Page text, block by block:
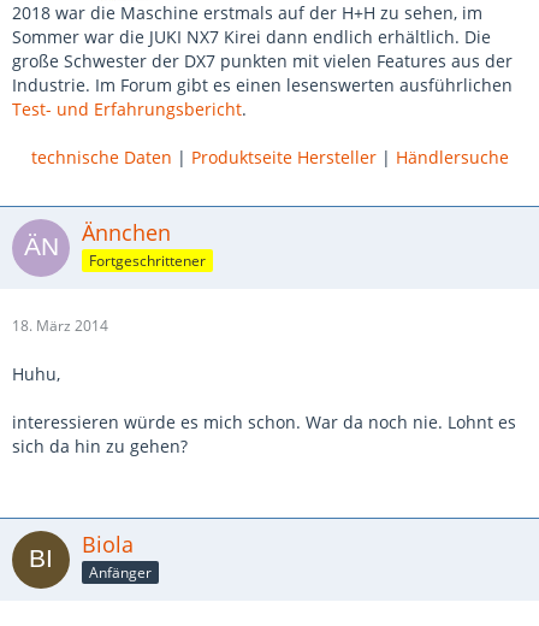
2018 war die Maschine erstmals auf der H+H zu sehen, im
Sommer war die JUKI NX7 Kirei dann endlich erhältlich. Die
große Schwester der DX7 punkten mit vielen Features aus der
Industrie. Im Forum gibt es einen lesenswerten ausführlichen
Test- und Erfahrungsbericht.
technische Daten | Produktseite Hersteller| Händlersuche
Ännchen
Fortgeschrittener
18. März 2014
Huhu,
interessieren würde es mich schon. War da noch nie. Lohnt es
sich da hin zu gehen?
Biola
Anfänger